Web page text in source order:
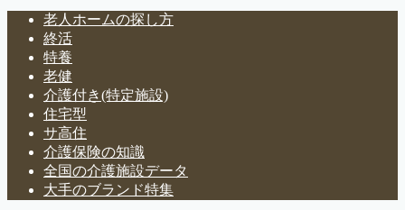
老人ホームの探し方
終活
特養
老健
介護付き(特定施設)
住宅型
サ高住
介護保険の知識
全国の介護施設データ
大手のブランド特集